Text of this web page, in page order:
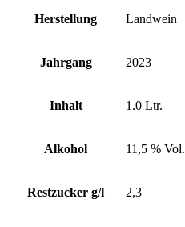
Herstellung Landwein
Jahrgang 2023
Inhalt 1.0 Ltr.
Alkohol 11,5 % Vol.
Restzucker g/l 2,3